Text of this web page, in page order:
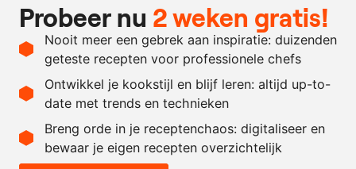
naar
behoefte
olijfolie
naar
zout
Recept omrekenen
- +
Probeer nu 2 weken gratis!
Nooit meer een gebrek aan inspiratie: duizenden
geteste recepten voor professionele chefs
Ontwikkel je kookstijl en blijf leren: altijd up-to-
date met trends en technieken
Breng orde in je receptenchaos: digitaliseer en
bewaar je eigen recepten overzichtelijk